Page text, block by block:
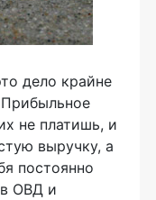
дело крайне
Прибыльное
не платишь, и
выручку, а
постоянно
в ОВД и